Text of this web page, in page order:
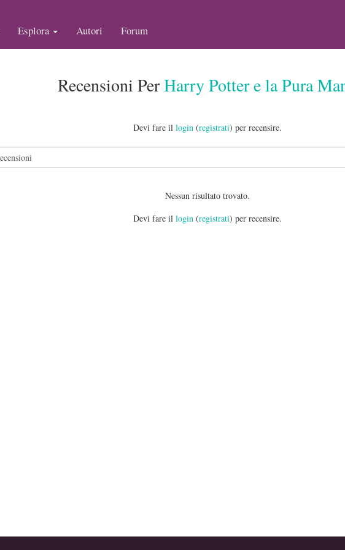
Esplora Autori Forum
Recensioni PerHarry Potter e la Pura
Devi fare il login (registrati) per recensire.
Nessun risultato trovato.
Devi fare il login (registrati) per recensire.